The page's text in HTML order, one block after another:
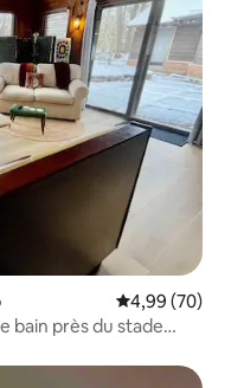
Évaluation
4,99 (70)
bain près du stade